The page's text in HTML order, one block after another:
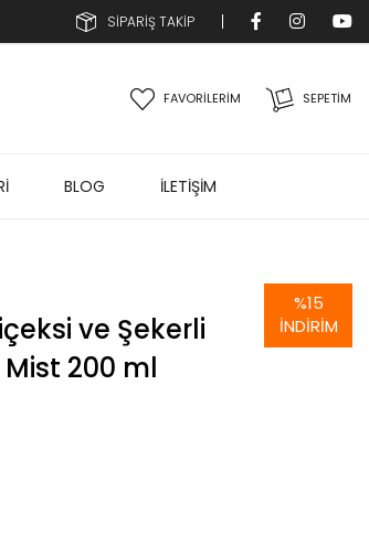
SİPARİŞ TAKİP
SEPETIM
FAVORİLERİM
BLOG İLETİŞİM
ve Şekerli
200 ml
%15
İNDIRIM